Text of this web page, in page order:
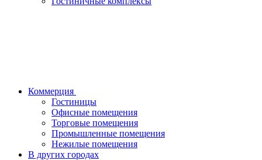
Коммерция
Гостиницы
Офисные помещения
Торговые помещения
Промышленные помещения
Нежилые помещения
В других городах